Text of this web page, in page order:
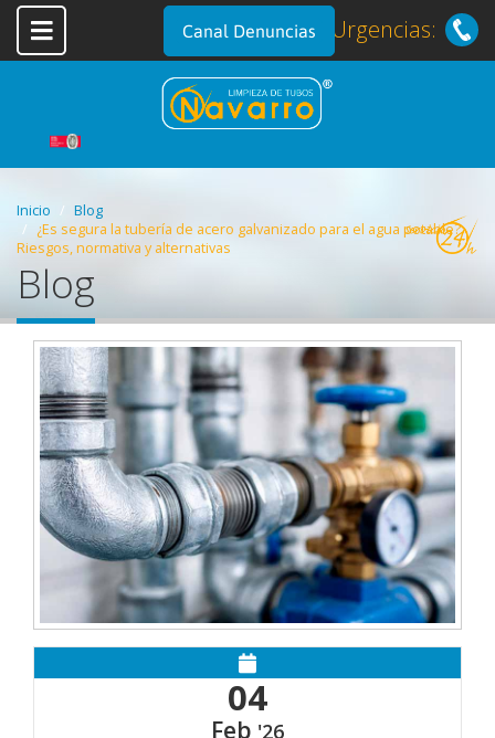
Urgencias:
Canal Denuncias
Inicio
Blog
¿Es segura la tubería de acero galvanizado para el agua potable?
Riesgos, normativa y alternativas
Blog
04
Feb '26